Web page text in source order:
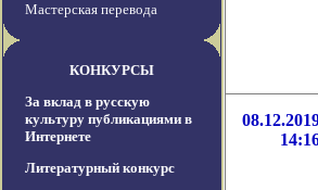
Мастерская перевода
КОНКУРСЫ
За вклад в русскую
культуру публикациями в
Интернете
Литературный конкурс